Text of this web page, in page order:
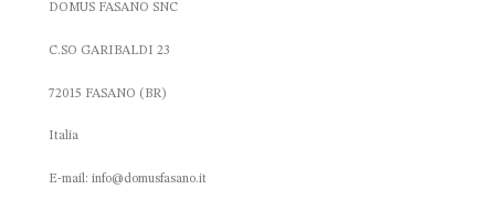
DOMUS FASANO SNC
C.SO GARIBALDI 23
72015 FASANO (BR)
Italia
E-mail: info@domusfasano.it